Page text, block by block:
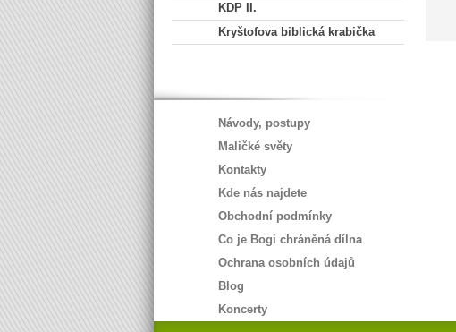
KDP II.
Kryštofova biblická krabička
Návody, postupy
Maličké světy
Kontakty
Kde nás najdete
Obchodní podmínky
Co je Bogi chráněná dílna
Ochrana osobních údajů
Blog
Koncerty